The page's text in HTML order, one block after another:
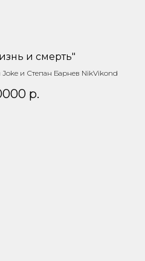
и смерть"
и Степан Барнев NikVikond
р.